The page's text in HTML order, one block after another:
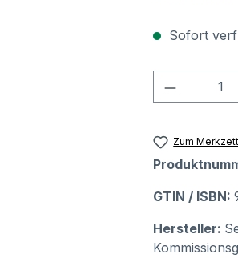
Sofort
Zum
GTIN / ISBN:
Hersteller: